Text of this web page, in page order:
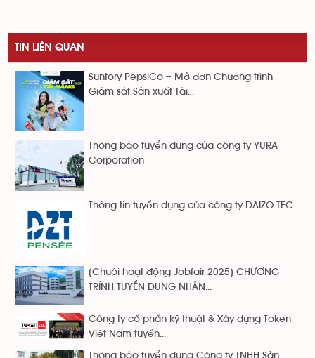
TIN LIÊN QUAN
Suntory PepsiCo – Mở đơn Chương trình
Giám sát Sản xuất Tài...
Thông báo tuyển dụng của công ty YURA
Corporation
Thông tin tuyển dụng của công ty DAIZO TEC
[Chuỗi hoạt động Jobfair 2025] CHƯƠNG
TRÌNH TUYỂN DỤNG NHÂN...
Công ty cổ phẩn kỹ thuật & Xây dựng Token
Việt Nam tuyển...
Thông báo tuyển dụng Công ty TNHH Sản